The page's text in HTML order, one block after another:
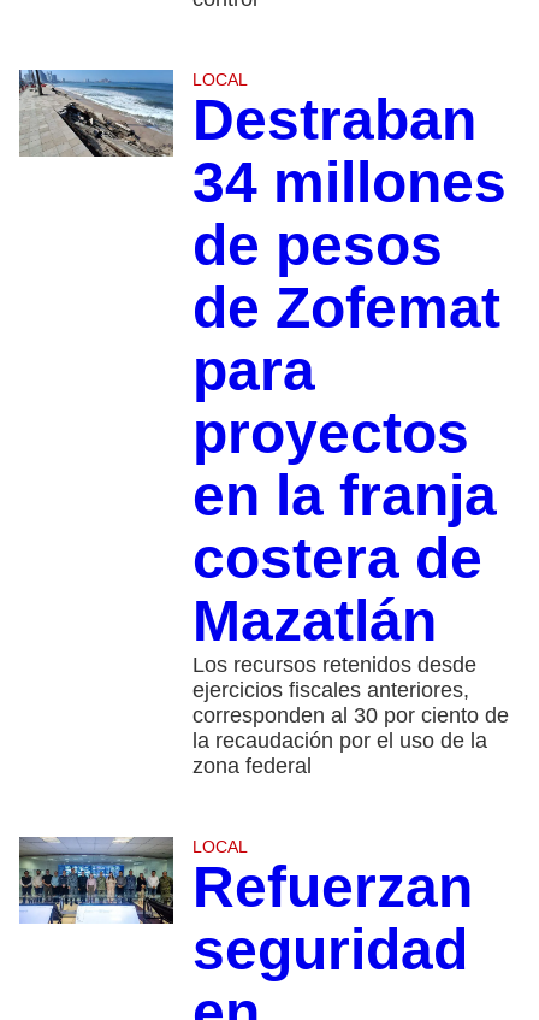
LOCAL
Destraban
34 millones
de pesos
de Zofemat
para
proyectos
en la franja
costera de
Mazatlán
​Los recursos retenidos desde
ejercicios fiscales anteriores,
corresponden al 30 por ciento de
la recaudación por el uso de la
zona federal
LOCAL
Refuerzan
seguridad